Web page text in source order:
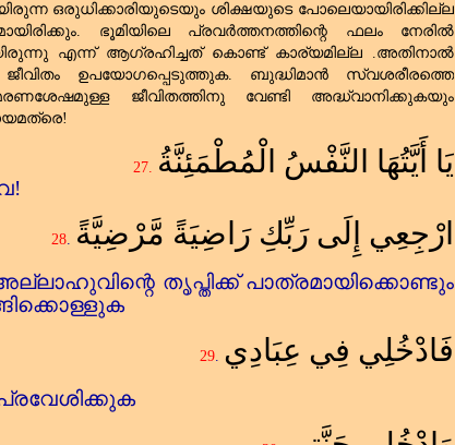
ഒരുധിക്കാരിയുടെയും ശിക്ഷയുടെ പോലെയായിരിക്കില്ല
ഭൂമിയിലെ പ്രവർത്തനത്തിന്റെ ഫലം നേരിൽ
എന്ന് ആഗ്രഹിച്ചത്‌ കൊണ്ട്‌ കാര്യമില്ല .അതിനാൽ
ഉപയോഗപ്പെടുത്തുക. ബുദ്ധിമാൻ സ്വശരീരത്തെ
ജീവിതത്തിനു വേണ്ടി അദ്ധ്വാനിക്കുകയും
27. يَا أَيَّتُهَا النَّفْسُ الْمُطْمَئِنَّةُ
28 ارْجِعِي إِلَى رَبِّكِ رَاضِيَةً مَّرْضِيَّةً
തൃപ്തിക്ക്‌ പാത്രമായിക്കൊണ്ടും
29 فَادْخُلِي فِي عِبَادِي
പ്രവേശിക്കുക